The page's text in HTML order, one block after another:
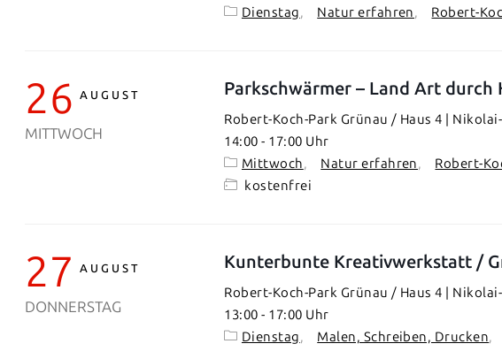
Dienstag
Natur erfahren Robert-
26 AUGUST
MITTWOCH
Parkschwärmer – Land Art durch
Robert-Koch-Park Grünau / Haus 4 |
14:00 - 17:00
Mittwoch
Natur erfahren
Robert-
kostenfrei
27 AUGUST
DONNERSTAG
Kunterbunte Kreativwerkstatt /
Robert-Koch-Park Grünau / Haus 4 |
13:00 - 17:00
Dienstag
Malen, Schreiben, Drucken